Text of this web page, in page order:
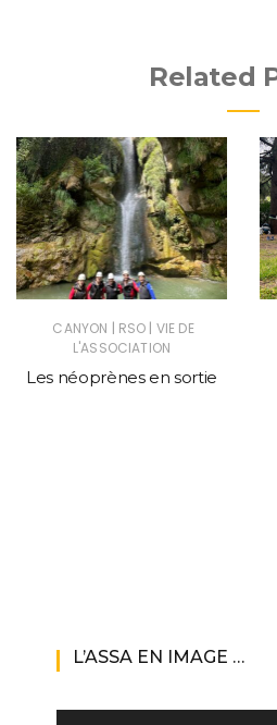
Related
CANYON | RSO | VIE DE
L'ASSOCIATION
Les néoprènes en sortie
L’ASSA EN IMAGE …